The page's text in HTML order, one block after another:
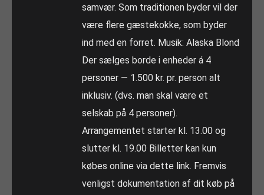
samvær. Som traditionen byder vil der
være flere gæstekokke, som byder
ind med en forret. Musik: Alaska Blond
Der sælges borde i enheder á 4
personer — 1.500 kr. pr. person alt
inklusiv. (dvs. man skal være et
selskab på 4 personer).
Arrangementet starter kl. 13.00 og
slutter kl. 19.00 Billetter kan kun
købes online via dette link. Fremvis
venligst dokumentation af dit køb på